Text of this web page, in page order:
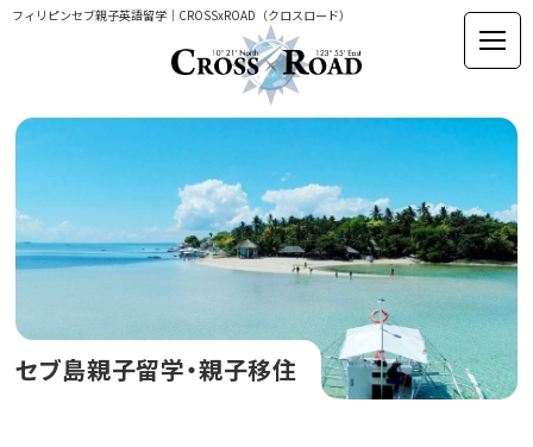
フィリピンセブ親子英語留学｜CROSSxROAD（クロスロード）
セブ島親子留学・親子移住